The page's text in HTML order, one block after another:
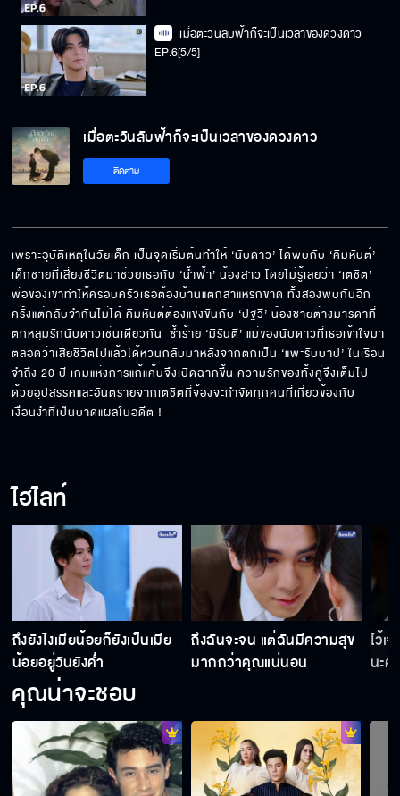
เมื่อตะวันลับฟ้าก็จะเป็นเวลาของดวงดาว
EP.6[5/5]
เมื่อตะวันลับฟ้าก็จะเป็นเวลาของดวงดาว
ติดตาม
เพราะอุบัติเหตุในวัยเด็ก เป็นจุดเริ่มต้นทำให้ ‘นับดาว’ ได้พบกับ ‘คิมหันต์’
เด็กชายที่เสี่ยงชีวิตมาช่วยเธอกับ ‘น้ำฟ้า’ น้องสาว โดยไม่รู้เลยว่า ‘เตชิต’
พ่อของเขาทำให้ครอบครัวเธอต้องบ้านแตกสาแหรกขาด ทั้งสองพบกันอีก
ครั้งแต่กลับจำกันไม่ได้ คิมหันต์ต้องแข่งขันกับ ‘ปฐวี’ น้องชายต่างมารดาที่
ตกหลุมรักนับดาวเช่นเดียวกัน  ซ้ำร้าย ‘มิรันตี’ แม่ของนับดาวที่เธอเข้าใจมา
ตลอดว่าเสียชีวิตไปแล้วได้หวนกลับมาหลังจากตกเป็น ‘แพะรับบาป’ ในเรือน
จำถึง 20 ปี เกมแห่งการแก้แค้นจึงเปิดฉากขึ้น ความรักของทั้งคู่จึงเต็มไป
ด้วยอุปสรรคและอันตรายจากเตชิตที่จ้องจะกำจัดทุกคนที่เกี่ยวข้องกับ
เงื่อนงำที่เป็นบาดแผลในอดีต !
ไฮไลท์
ถึงยังไงเมียน้อยก็ยังเป็นเมีย
น้อยอยู่วันยังค่ำ
ถึงฉันจะจน แต่ฉันมีความสุข
มากกว่าคุณแน่นอน
ไว้เ
นะคะ
คุณน่าจะชอบ